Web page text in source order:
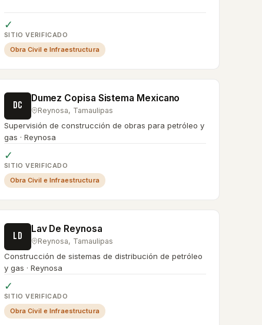
✓
SITIO VERIFICADO
Obra Civil e Infraestructura
DC
Dumez Copisa Sistema Mexicano
Reynosa, Tamaulipas
Supervisión de construcción de obras para petróleo y
gas · Reynosa
✓
SITIO VERIFICADO
Obra Civil e Infraestructura
LD
Lav De Reynosa
Reynosa, Tamaulipas
Construcción de sistemas de distribución de petróleo
y gas · Reynosa
✓
SITIO VERIFICADO
Obra Civil e Infraestructura